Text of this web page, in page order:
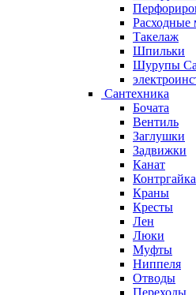
Расходные
Такелаж
Шпильки
Шурупы
Сантехника
Бочата
Вентиль
Заглушки
Задвижки
Канат
Контргайка
Краны
Кресты
Лен
Люки
Муфты
Ниппеля
Отводы